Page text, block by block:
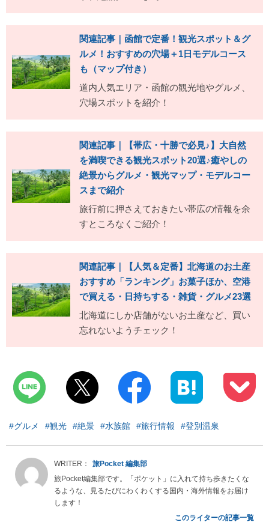
関連記事｜函館で定番！観光スポット＆グ
ルメ！おすすめの穴場＋1日モデルコース
も（マップ付き）
道内人気エリア・函館の観光地やグルメ、
穴場スポットを紹介！
関連記事｜【帯広・十勝で必見♪】大自然
を満喫できる観光スポット20選♪癒やしの
絶景からグルメ・観光マップ・モデルコー
スまで紹介
旅行前に押さえておきたい帯広の情報を余
すところなくご紹介！
関連記事｜【人気＆定番】北海道のお土産
おすすめ「ランキング」お菓子ほか、空港
で買える・日持ちする・雑貨・グルメ23選
北海道にしか店舗がないお土産など、買い
忘れないようチェック！
#グルメ #観光 #絶景 #水族館 #旅行情報 #登別温泉
旅Pocket 編集部
旅Pocket編集部です。「ポケット」に入れて持ち歩きたくな
るような、見るたびにわくわくする国内・海外情報をお届け
します！
このライターの記事一覧